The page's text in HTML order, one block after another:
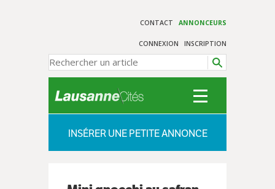
CONTACT ANNONCEURS
CONNEXION INSCRIPTION
INSÉRER UNE PETITE ANNONCE